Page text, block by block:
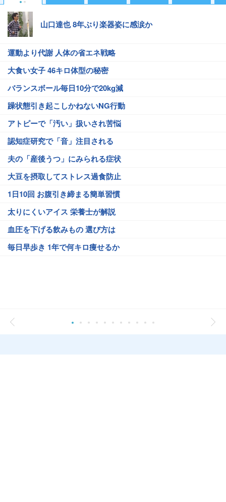
山口達也 8年ぶり楽器姿に感涙か
運動より代謝 人体の省エネ戦略
大食い女子 46キロ体型の秘密
バランスボール毎日10分で20kg減
躁状態引き起こしかねないNG行動
アトピーで「汚い」扱いされ苦悩
認知症研究で「音」注目される
夫の「産後うつ」にみられる症状
大豆を摂取してストレス過食防止
1日10回 お腹引き締まる簡単習慣
太りにくいアイス 栄養士が解説
血圧を下げる飲みもの 選び方は
毎日早歩き 1年で何キロ痩せるか